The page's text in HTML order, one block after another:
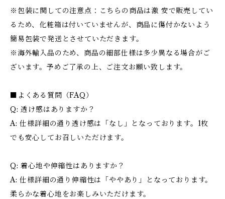
※包装に関しての注意点：こちらの商品は激 安で販売してい
るため、化粧箱は付いていませんが、商品に傷付かないよう
簡易包装で発送とさせていただきます。
※海外輸入品のため、商品の細部仕様は多少異なる場合がご
ざいます。予めご了承の上、ご注文お願い致します。
■よくある質問（FAQ）
Q: 透け感はありますか？
A: 仕様詳細の通り透け感は「なし」となっております。1枚
でも安心してお召しいただけます。
Q: 着心地や伸縮性はありますか？
A: 仕様詳細の通り伸縮性は「ややあり」となっております。
柔らかな着心地をお楽しみいただけます。